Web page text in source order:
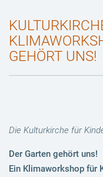
GEHÖRT UNS!
Die Kulturkirche für
Der Garten gehört uns!
Ein Klimaworkshop für